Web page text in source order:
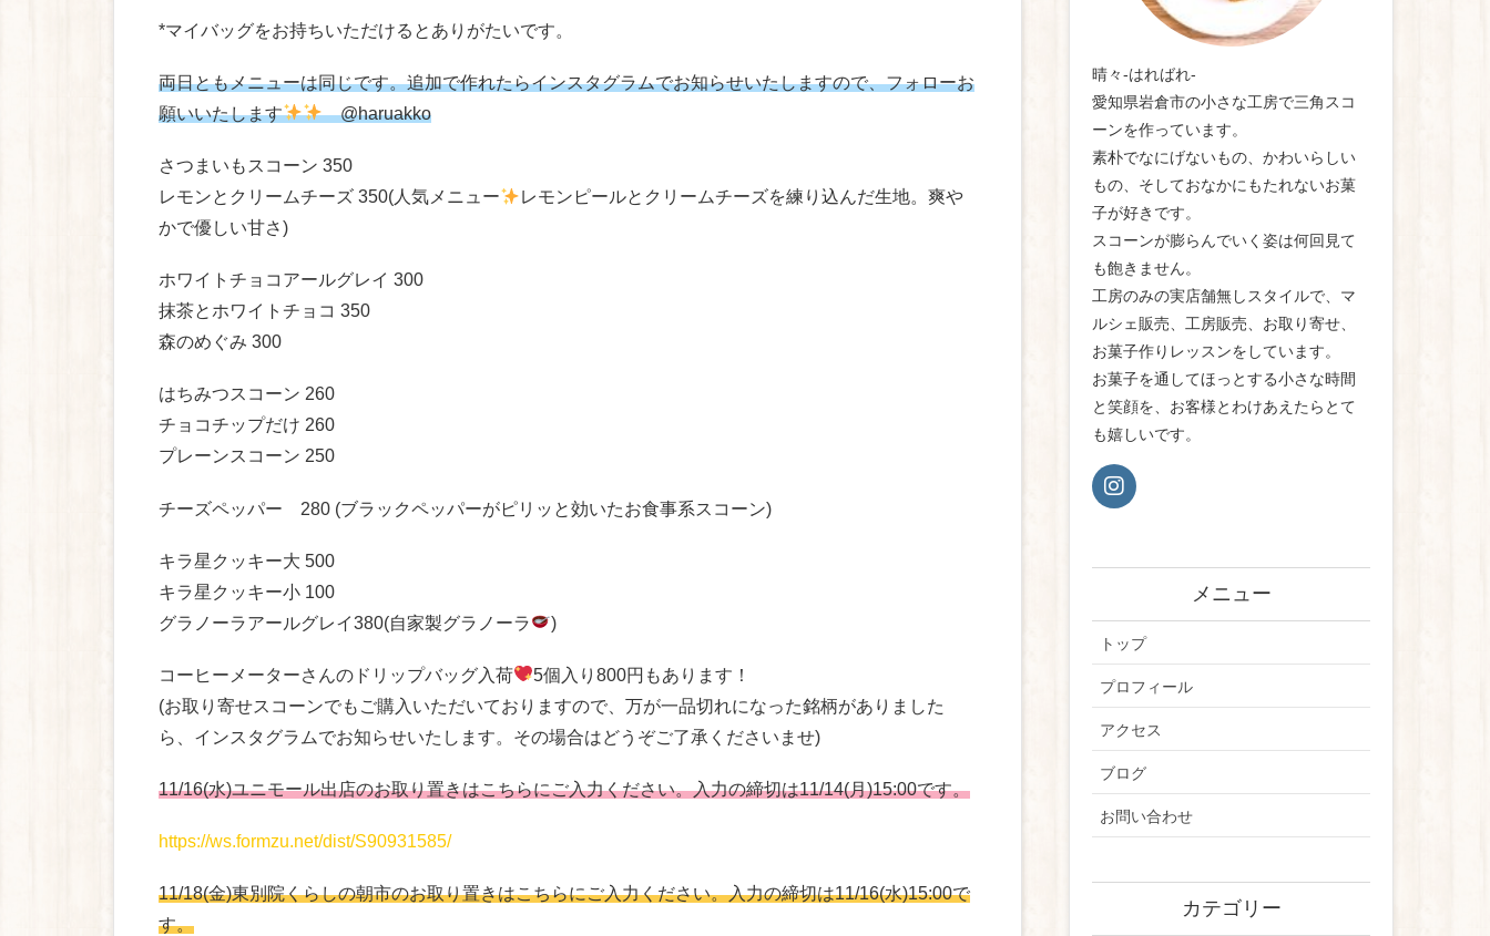
*マイバッグをお持ちいただけるとありがたいです。
両日ともメニューは同じです。追加で作れたらインスタグラムでお知らせいたしますので、フォローお
願いいたします
@haruakko
さつまいもスコーン 350
レモンとクリームチーズ 350(人気メニュー
レモンピールとクリームチーズを練り込んだ生地。爽や
かで優しい甘さ)
ホワイトチョコアールグレイ 300
抹茶とホワイトチョコ 350
森のめぐみ 300
はちみつスコーン 260
チョコチップだけ 260
プレーンスコーン 250
チーズペッパー 280 (ブラックペッパーがピリッと効いたお食事系スコーン)
キラ星クッキー大 500
キラ星クッキー小 100
グラノーラアールグレイ380(自家製グラノーラ
)
コーヒーメーターさんのドリップバッグ入荷
5個入り800円もあります！
(お取り寄せスコーンでもご購入いただいておりますので、万が一品切れになった銘柄がありました
ら、インスタグラムでお知らせいたします。その場合はどうぞご了承くださいませ)
11/16(水)ユニモール出店のお取り置きはこちらにご入力ください。入力の締切は11/14(月)15:00です。
https://ws.formzu.net/dist/S90931585/
11/18(金)東別院くらしの朝市のお取り置きはこちらにご入力ください。入力の締切は11/16(水)15:00で
す。
晴々-はればれ-
愛知県岩倉市の小さな工房で三角スコ
ーンを作っています。
素朴でなにげないもの、かわいらしい
もの、そしておなかにもたれないお菓
子が好きです。
スコーンが膨らんでいく姿は何回見て
も飽きません。
工房のみの実店舗無しスタイルで、マ
ルシェ販売、工房販売、お取り寄せ、
お菓子作りレッスンをしています。
お菓子を通してほっとする小さな時間
と笑顔を、お客様とわけあえたらとて
も嬉しいです。
メニュー
トップ
プロフィール
アクセス
ブログ
お問い合わせ
カテゴリー